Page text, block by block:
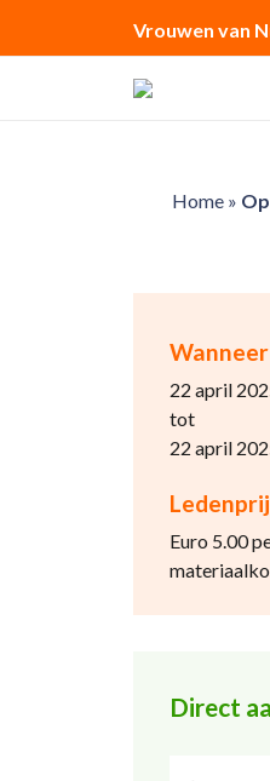
Vrouwen van
Home»
Wanneer
22 april
tot
22 april
Euro 5.00
Direct